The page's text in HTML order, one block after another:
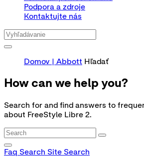
Podpora a zdroje
Kontaktujte nás
Domov | Abbott Hľadať
How can we help you?
Search for and find answers to
about FreeStyle Libre 2.
Faq Search Site Search